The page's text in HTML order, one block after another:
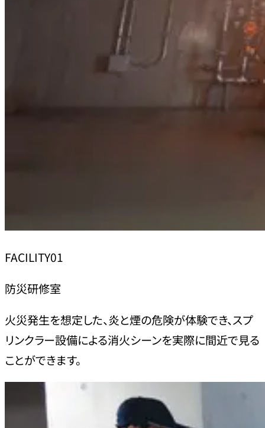
FACILITY01
防災研修室
火災発生を想定した、炎と煙の危険が体験でき、スプ
リンクラー設備による消火シーンを実際に間近で見る
ことができます。